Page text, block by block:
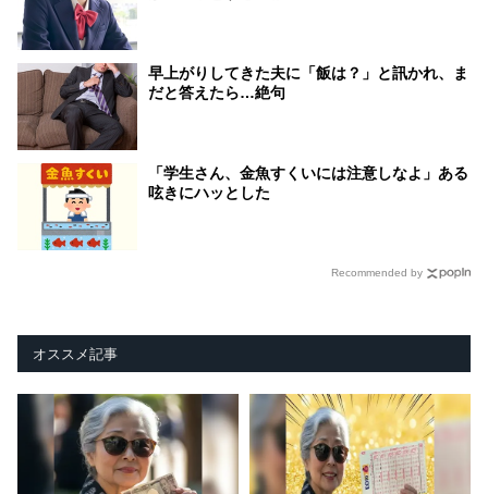
早上がりしてきた夫に「飯は？」と訊かれ、ま
だと答えたら…絶句
「学生さん、金魚すくいには注意しなよ」ある
呟きにハッとした
Recommended by
オススメ記事